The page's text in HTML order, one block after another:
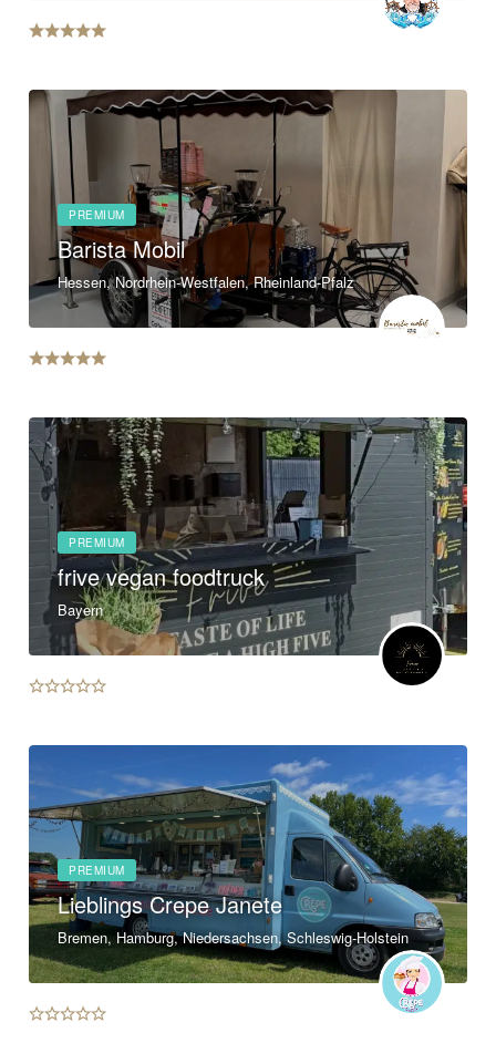
PREMIUM
Barista Mobil
Hessen, Nordrhein-Westfalen, Rheinland-Pfalz
PREMIUM
frive vegan foodtruck
Bayern
PREMIUM
Lieblings Crepe Janete
Bremen, Hamburg, Niedersachsen, Schleswig-Holstein